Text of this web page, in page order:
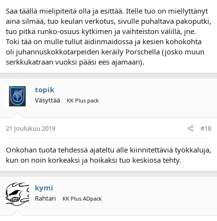
Saa täällä mielipiteitä olla ja esittää. Itelle tuo on miellyttänyt
aina silmää, tuo keulan verkotus, sivulle puhaltava pakoputki,
tuo pitkä runko-osuus kytkimen ja vaihteiston välillä, jne.
Toki tää on mulle tullut äidinmaidossa ja kesien kohokohta
oli juhannuskokkotarpeiden keräily Porschella (josko muun
serkkukatraan vuoksi pääsi ees ajamaan).
topik
Väsyttää KK Plus pack
21 Joulukuu 2019 #18
Onkohan tuota tehdessä ajateltu alle kiinnitettäviä työkkaluja,
kun on noin korkeaksi ja hoikaksi tuo keskiosa tehty.
kymi
Rahtari KK Plus ADpack